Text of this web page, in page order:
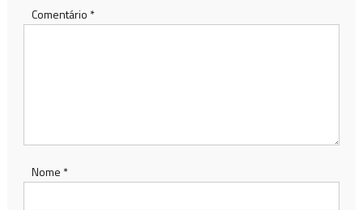
Comentário *
Nome *